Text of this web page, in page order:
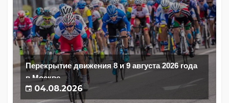
Перекрытие движения 8 и 9 августа 2026 года
в Москве
04.08.2026